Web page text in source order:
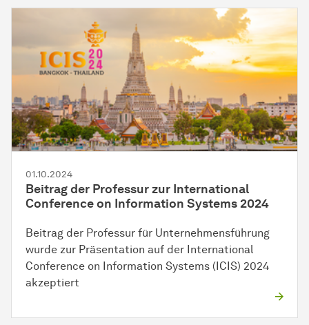
01.10.2024
Beitrag der Professur zur International
Conference on Information Systems 2024
Beitrag der Professur für Unternehmensführung
wurde zur Präsentation auf der International
Conference on Information Systems (ICIS) 2024
akzeptiert